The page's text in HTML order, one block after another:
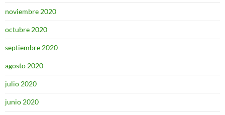
noviembre 2020
octubre 2020
septiembre 2020
agosto 2020
julio 2020
junio 2020